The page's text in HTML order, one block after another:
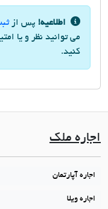
اطلاعیه! پس از
می توانید نظر و یا
کنید.
اجاره ملک
اجاره آپارتمان
اجاره ویلا